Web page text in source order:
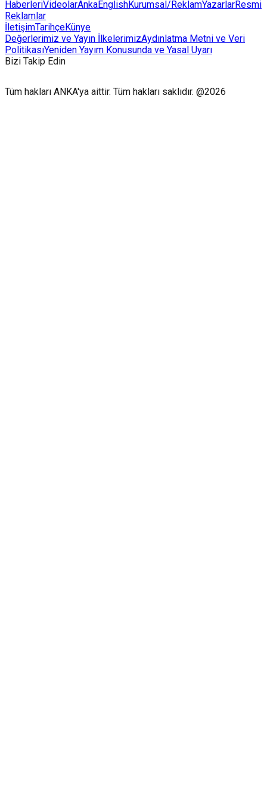
HaberleriVideolarAnkaEnglishKurumsal/ReklamYazarlarResmi
Reklamlar
İletişimTarihçeKünye
Değerlerimiz ve Yayın İlkelerimizAydınlatma Metni ve Veri
PolitikasıYeniden Yayım Konusunda ve Yasal Uyarı
Bizi Takip Edin
Tüm hakları ANKA'ya aittir. Tüm hakları saklıdır. @2026